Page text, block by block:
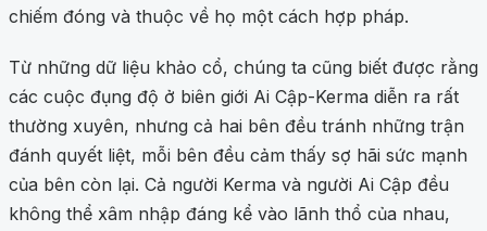
chiếm đóng và thuộc về họ một cách hợp pháp.
Từ những dữ liệu khảo cổ, chúng ta cũng biết được rằng
các cuộc đụng độ ở biên giới Ai Cập-Kerma diễn ra rất
thường xuyên, nhưng cả hai bên đều tránh những trận
đánh quyết liệt, mỗi bên đều cảm thấy sợ hãi sức mạnh
của bên còn lại. Cả người Kerma và người Ai Cập đều
không thể xâm nhập đáng kể vào lãnh thổ của nhau,